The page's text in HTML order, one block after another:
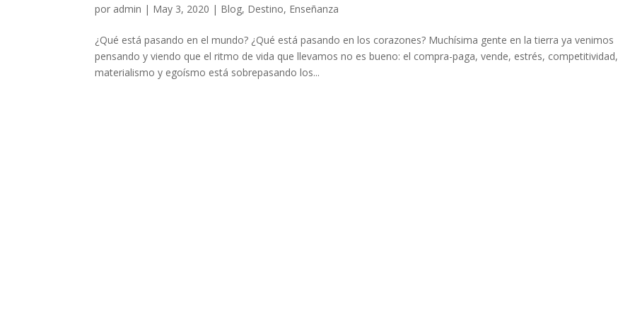
por admin | May 3, 2020 | Blog, Destino, Enseñanza
¿Qué está pasando en el mundo? ¿Qué está pasando en los corazones? Muchísima gente en la tierra ya venimos
pensando y viendo que el ritmo de vida que llevamos no es bueno: el compra-paga, vende, estrés, competitividad,
materialismo y egoísmo está sobrepasando los...